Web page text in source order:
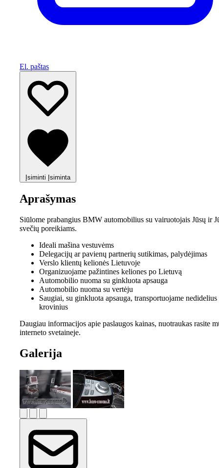
El. paštas
Įsiminti Įsiminta
Aprašymas
Siūlome prabangius BMW automobilius su vairuotojais Jūsų ir
svečių poreikiams.
Ideali mašina vestuvėms
Delegacijų ar pavienų partnerių sutikimas, palydėjimas
Verslo klientų kelionės Lietuvoje
Organizuojame pažintines keliones po Lietuvą
Automobilio nuoma su ginkluota apsauga
Automobilio nuoma su vertėju
Saugiai, su ginkluota apsauga, transportuojame nedidelius
krovinius
Daugiau informacijos apie paslaugos kainas, nuotraukas rasite
interneto svetaineje.
Galerija